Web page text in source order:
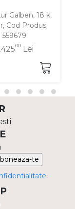
Galben, 18 k,
Cod Produs:
559679
00 Lei
te